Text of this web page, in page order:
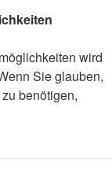
wird
Sie glauben,
benötigen,